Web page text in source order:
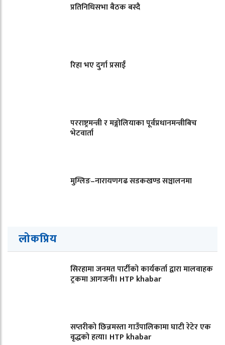
प्रतिनिधिसभा बैठक बस्दै
रिहा भए दुर्गा प्रसाईं
परराष्ट्रमन्त्री र मङ्गोलियाका पूर्वप्रधानमन्त्रीबिच
भेटवार्ता
मुग्लिङ–नारायणगढ सडकखण्ड सञ्चालनमा
लोकप्रिय
सिरहामा जनमत पार्टीको कार्यकर्ता द्वारा मालवाहक
ट्रकमा आगजनी। HTP khabar
सप्तरीको छिन्नमस्ता गाउँपालिकामा घाटी रेटेर एक
वृद्धको हत्या। HTP khabar